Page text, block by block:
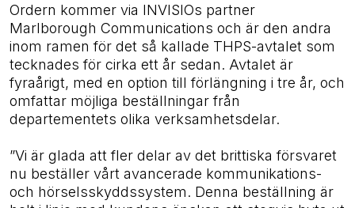
Ordern kommer via INVISIOs partner
Marlborough Communications och är den andra
inom ramen för det så kallade THPS-avtalet som
tecknades för cirka ett år sedan. Avtalet är
fyraårigt, med en option till förlängning i tre år, och
omfattar möjliga beställningar från
departementets olika verksamhetsdelar.
”Vi är glada att fler delar av det brittiska försvaret
nu beställer vårt avancerade kommunikations-
och hörselsskyddssystem. Denna beställning är